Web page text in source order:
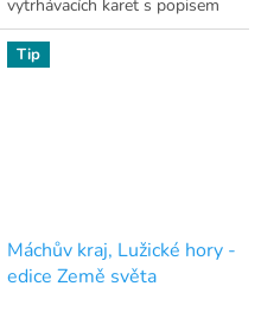
vytrhávacích karet s popisem
tras
Tip
Máchův kraj, Lužické hory -
edice Země světa